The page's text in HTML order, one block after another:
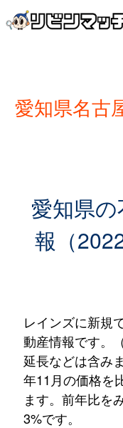
愛知県名古
愛知県
報（
レインズに新規
動産情報です。
延長などは含み
年11月の価格を
ます。前年比を
3%です。